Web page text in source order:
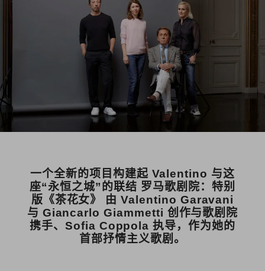
一个全新的项目构建起 Valentino 与这
座“永恒之城”的联结 罗马歌剧院：特别
版《茶花女》 由 Valentino Garavani
与 Giancarlo Giammetti 创作与歌剧院
携手、Sofia Coppola 执导，作为她的
首部抒情主义歌剧。